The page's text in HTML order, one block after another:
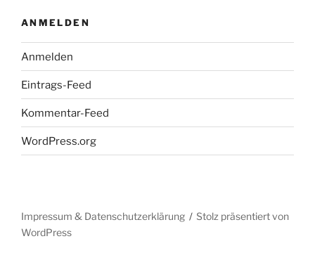
ANMELDEN
Anmelden
Eintrags-Feed
Kommentar-Feed
WordPress.org
Impressum & Datenschutzerklärung
Stolz präsentiert von
WordPress